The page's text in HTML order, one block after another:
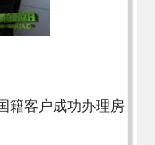
籍客户成功办理房